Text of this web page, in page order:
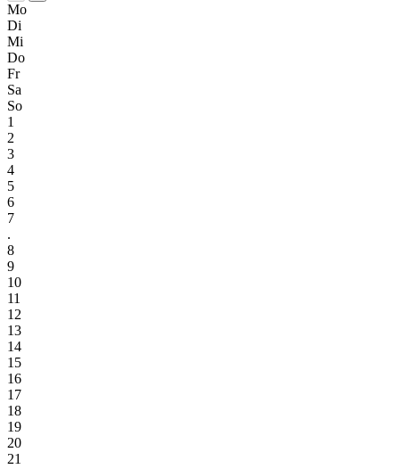
Mo
Di
Mi
Do
Fr
Sa
So
1
2
3
4
5
6
7
.
8
9
10
11
12
13
14
15
16
17
18
19
20
21